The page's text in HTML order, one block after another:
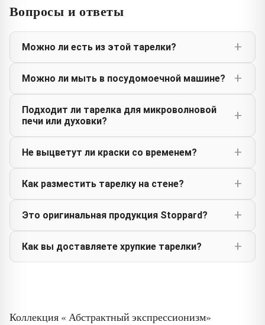
Вопросы и ответы
Можно ли есть из этой тарелки?
Можно ли мыть в посудомоечной машине?
Подходит ли тарелка для микроволновой
печи или духовки?
Не выцветут ли краски со временем?
Как разместить тарелку на стене?
Это оригинальная продукция Stoppard?
Как вы доставляете хрупкие тарелки?
Коллекция « Абстрактный экспрессионизм»